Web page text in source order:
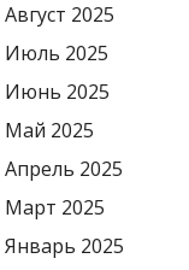
Август 2025
Июль 2025
Июнь 2025
Май 2025
Апрель 2025
Март 2025
Январь 2025